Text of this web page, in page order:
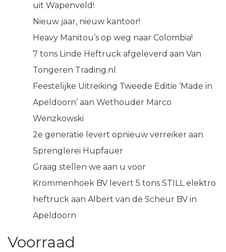
uit Wapenveld!
Nieuw jaar, nieuw kantoor!
Heavy Manitou’s op weg naar Colombia!
7 tons Linde Heftruck afgeleverd aan Van
Tongeren Trading.nl
Feestelijke Uitreiking Tweede Editie ‘Made in
Apeldoorn’ aan Wethouder Marco
Wenzkowski
2e generatie levert opnieuw verreiker aan
Sprenglerei Hupfauer
Graag stellen we aan u voor
Krommenhoek BV levert 5 tons STILL elektro
heftruck aan Albert van de Scheur BV in
Apeldoorn
Voorraad